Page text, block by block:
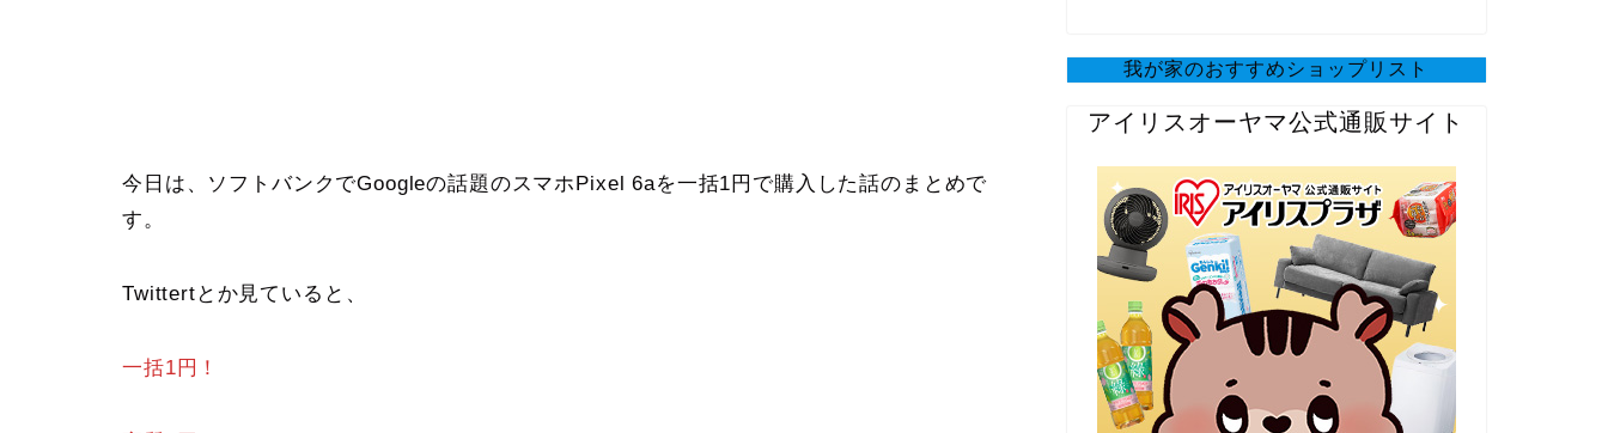
今日は、ソフトバンクでGoogleの話題のスマホPixel 6aを一括1円で購入した話のまとめで
す。
Twittertとか見ていると、
一括1円！
我が家のおすすめショップリスト
アイリスオーヤマ公式通販サイト